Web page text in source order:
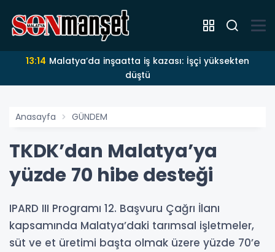
13:14
düştü
Anasayfa GÜNDEM
TKDK’dan Malatya’ya
yüzde 70 hibe desteği
IPARD III Programı 12. Başvuru Çağrı İlanı
kapsamında Malatya’daki tarımsal işletmeler,
süt ve et üretimi başta olmak üzere yüzde 70’e